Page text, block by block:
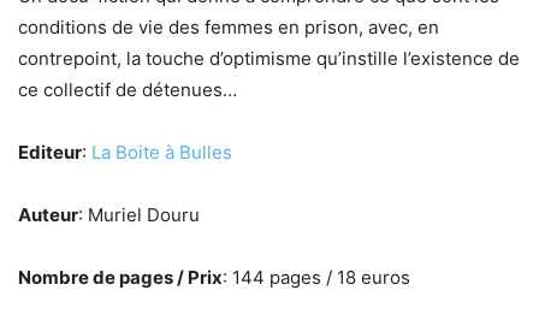
conditions de vie des femmes en prison, avec, en
contrepoint, la touche d’optimisme qu’instille l’existence de
ce collectif de détenues…
Editeur: La Boite à Bulles
Auteur: Muriel Douru
Nombre de pages / Prix: 144 pages / 18 euros